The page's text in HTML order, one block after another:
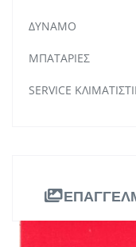
ΔΥΝΑΜΟ
ΜΠΑΤΑΡΙΕΣ
SERVICE